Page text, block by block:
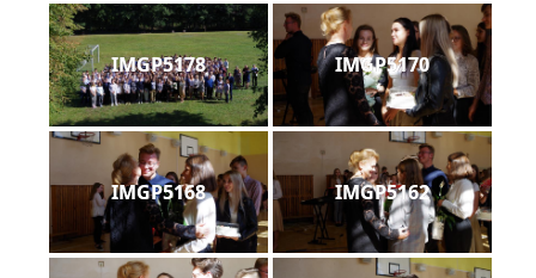
IMGP5178 IMGP5170
IMGP5168 IMGP5162